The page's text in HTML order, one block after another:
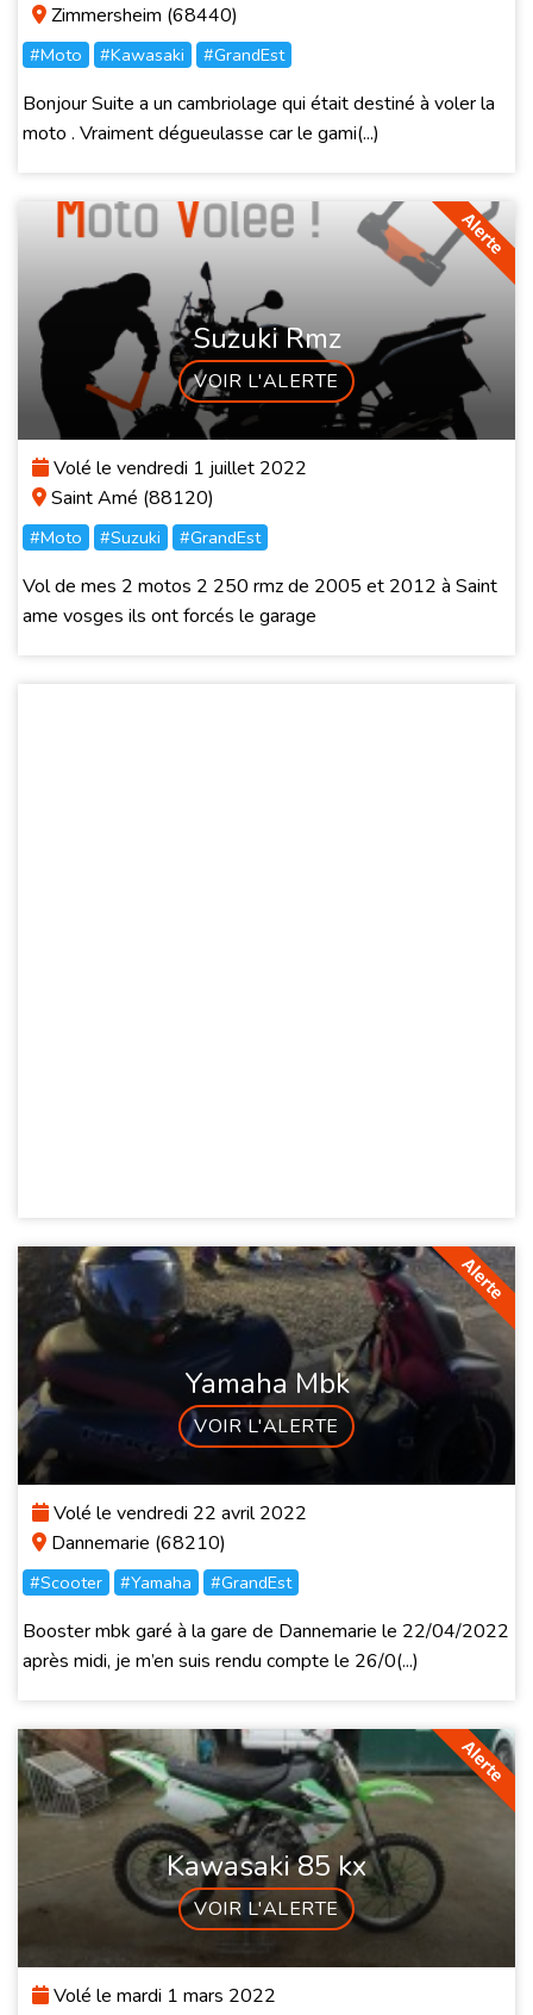
Zimmersheim (68440)
#Moto #Kawasaki #GrandEst
Bonjour Suite a un cambriolage qui était destiné à voler la
moto . Vraiment dégueulasse car le gami(...)
Suzuki Rmz
VOIR L'ALERTE
Volé le vendredi 1 juillet 2022
Saint Amé (88120)
#Moto #Suzuki #GrandEst
Vol de mes 2 motos 2 250 rmz de 2005 et 2012 à Saint
ame vosges ils ont forcés le garage
Yamaha Mbk
VOIR L'ALERTE
Volé le vendredi 22 avril 2022
Dannemarie (68210)
#Scooter #Yamaha #GrandEst
Booster mbk garé à la gare de Dannemarie le 22/04/2022
après midi, je m’en suis rendu compte le 26/0(...)
Kawasaki 85 kx
VOIR L'ALERTE
Volé le mardi 1 mars 2022